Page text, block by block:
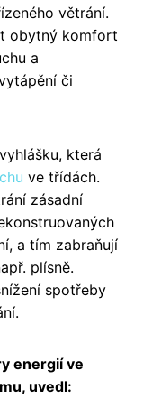
větrání.
obytný komfort
a
či
která
ve třídách.
zásadní
a tím zabraňují
plísně.
spotřeby
energií ve
uvedl: